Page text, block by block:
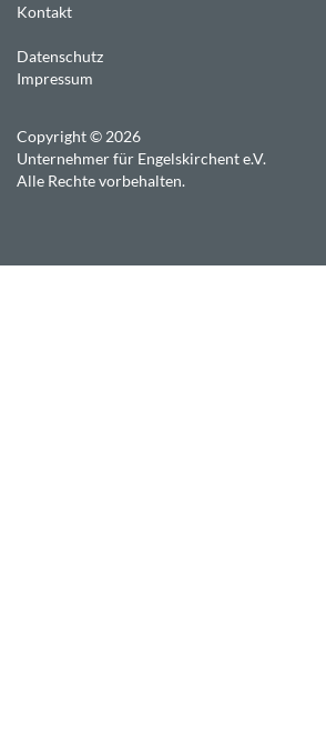
Kontakt
Datenschutz
Impressum
Copyright © 2026
Unternehmer für Engelskirchent e.V.
Alle Rechte vorbehalten.